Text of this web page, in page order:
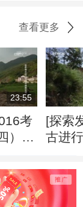
查看更多
23:55
考
）寻
蛋
[探索
古进
的祭
渐衰落